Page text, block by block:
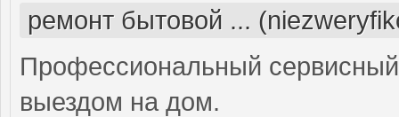
ремонт бытовой ...
Профессиональный
выездом на дом.